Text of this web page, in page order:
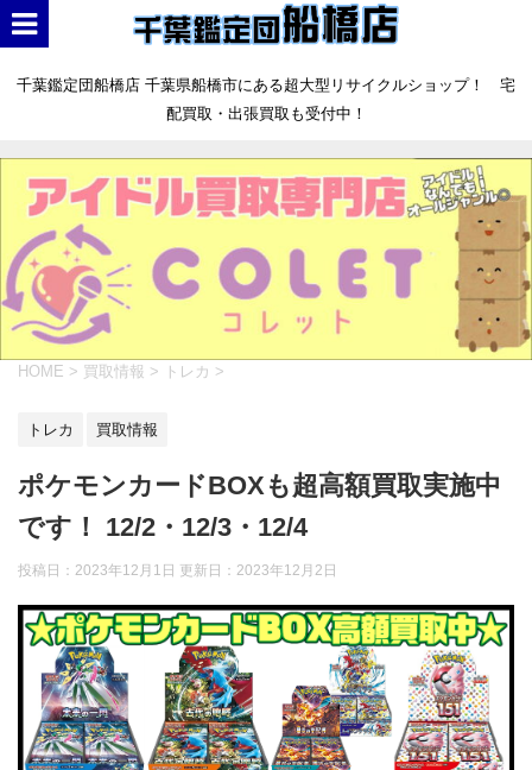
千葉鑑定団船橋店 千葉県船橋市にある超大型リサイクルショップ！ 宅
配買取・出張買取も受付中！
HOME > 買取情報 > トレカ >
トレカ 買取情報
ポケモンカードBOXも超高額買取実施中
です！ 12/2・12/3・12/4
投稿日：2023年12月1日 更新日： 2023年12月2日